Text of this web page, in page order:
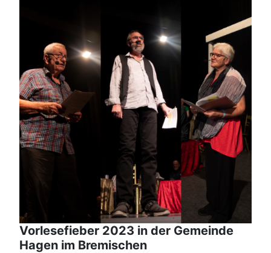
Vorlesefieber 2023 in der Gemeinde
Hagen im Bremischen